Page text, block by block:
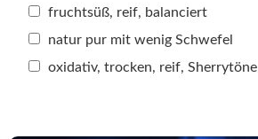
fruchtsüß, reif, balanciert
natur pur mit wenig Schwefel
oxidativ, trocken, reif, Sherrytöne